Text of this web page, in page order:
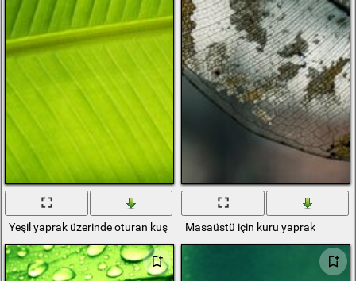
Yeşil yaprak üzerinde oturan kuş Masaüstü için kuru yaprak